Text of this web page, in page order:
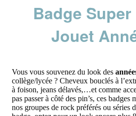
Badge Super
Jouet
Vous vous souvenez du look des
collège/lycée ? Cheveux bouclés à
à foison, jeans délavés,…et comme
pas passer à côté des pin’s, ces
nos groupes de rock préférés ou séries